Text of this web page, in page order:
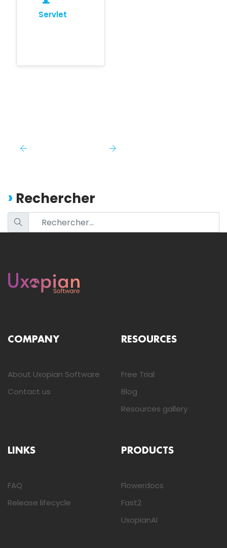
Servlet
Rechercher
COMPANY
About Uxopian Software
Contact us
RESOURCES
Free Trial
Blog
Resources gallery
LINKS
FAQ
Release lifecycle
PRODUCTS
Flowerdocs
Fast2
UxopianAI